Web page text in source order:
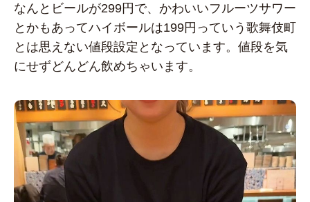
なんとビールが299円で、かわいいフルーツサワー
とかもあってハイボールは199円っていう歌舞伎町
とは思えない値段設定となっています。値段を気
にせずどんどん飲めちゃいます。